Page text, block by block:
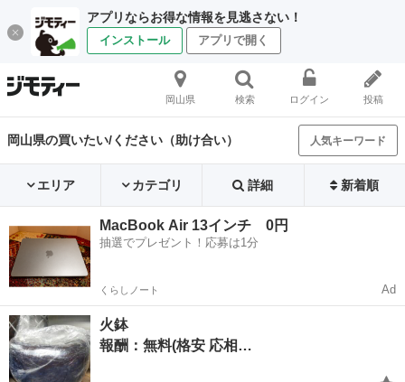
アプリならお得な情報を見逃さない！
インストール アプリで開く
岡山県 検索 ログイン 投稿
岡山県の買いたい/ください（助け合い） 人気キーワード
エリア カテゴリ 詳細 新着順
MacBook Air 13インチ 0円
抽選でプレゼント！応募は1分
くらしノート Ad
火鉢
報酬：無料(格安 応相…